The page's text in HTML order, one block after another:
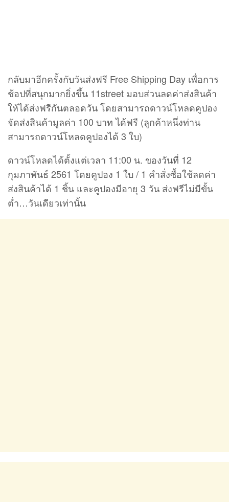
กลับมาอีกครั้งกับวันส่งฟรี Free Shipping Day เพื่อการ
ช้อปที่สนุกมากยิ่งขึ้น 11street มอบส่วนลดค่าส่งสินค้า
ให้ได้ส่งฟรีกันตลอดวัน โดยสามารถดาวน์โหลดคูปอง
จัดส่งสินค้ามูลค่า 100 บาท ได้ฟรี (ลูกค้าหนึ่งท่าน
สามารถดาวน์โหลดคูปองได้ 3 ใบ)
ดาวน์โหลดได้ตั้งแต่เวลา 11:00 น. ของวันที่ 12
กุมภาพันธ์ 2561 โดยคูปอง 1 ใบ / 1 คำสั่งซื้อใช้ลดค่า
ส่งสินค้าได้ 1 ชิ้น และคูปองมีอายุ 3 วัน ส่งฟรีไม่มีขั้น
ต่ำ…วันเดียวเท่านั้น